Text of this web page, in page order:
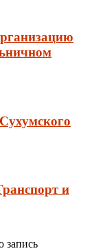
и
запись